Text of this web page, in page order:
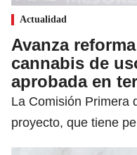
Actualidad
Avanza
cannabis de
aprobada en
La Comisión Primera
proyecto, que tiene